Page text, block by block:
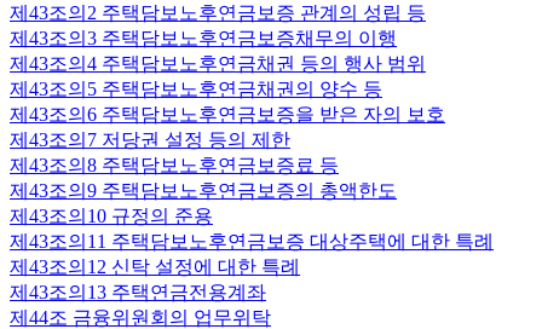
제43조의2 주택담보노후연금보증 관계의 성립 등
제43조의3 주택담보노후연금보증채무의 이행
제43조의4 주택담보노후연금채권 등의 행사 범위
제43조의5 주택담보노후연금채권의 양수 등
제43조의6 주택담보노후연금보증을 받은 자의 보호
제43조의7 저당권 설정 등의 제한
제43조의8 주택담보노후연금보증료 등
제43조의9 주택담보노후연금보증의 총액한도
제43조의10 규정의 준용
제43조의11 주택담보노후연금보증 대상주택에 대한 특례
제43조의12 신탁 설정에 대한 특례
제43조의13 주택연금전용계좌
제44조 금융위원회의 업무위탁